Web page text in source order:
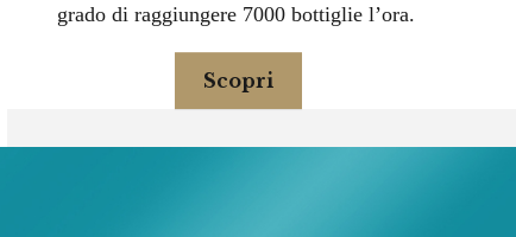
grado di raggiungere 7000 bottiglie l’ora.
Scopri